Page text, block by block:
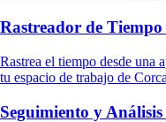
Rastreador de
Rastrea el tiempo desde una
tu espacio de trabajo de
Seguimiento y